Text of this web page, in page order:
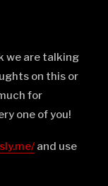
we are talking
on this or
for
one of you!
and use